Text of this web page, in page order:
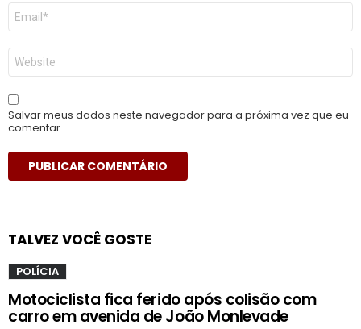
E-
mail
*
Site
Salvar meus dados neste navegador para a próxima vez que eu
comentar.
TALVEZ VOCÊ GOSTE
POLÍCIA
Motociclista fica ferido após colisão com
carro em avenida de João Monlevade